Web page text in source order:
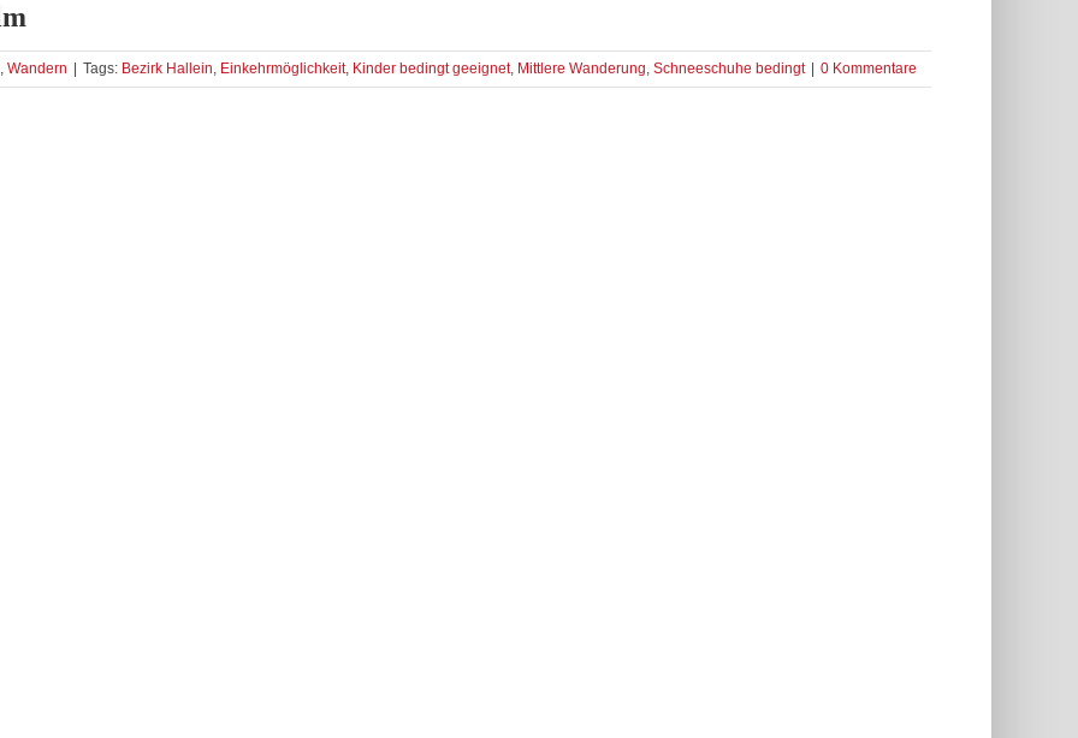
, Wandern Tags: Bezirk Hallein, Einkehrmöglichkeit, Kinder bedingt geeignet, Mittlere Wanderung, Schneeschuhe bedingt 0 Kommentare